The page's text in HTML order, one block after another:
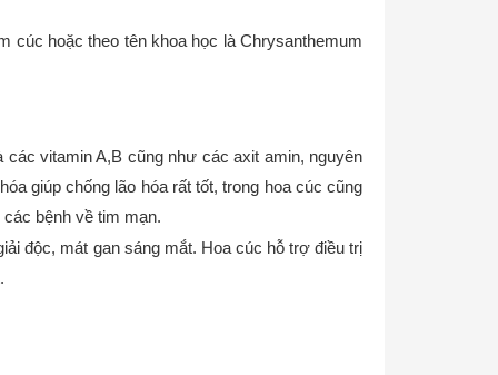
cúc hoặc theo tên khoa học là Chrysanthemum
vitamin A,B cũng như các axit amin, nguyên
giúp chống lão hóa rất tốt, trong hoa cúc cũng
bệnh về tim mạn.
độc, mát gan sáng mắt. Hoa cúc hỗ trợ điều trị